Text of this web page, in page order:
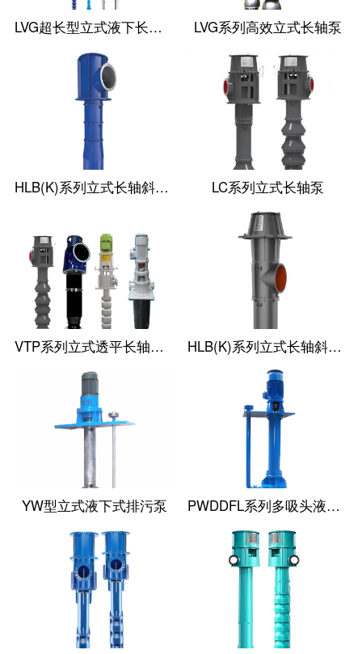
LVG超长型立式液下长轴泵 LVG系列高效立式长轴泵
HLB(K)系列立式长轴斜流泵 LC系列立式长轴泵
VTP系列立式透平长轴泵(国外使用) HLB(K)系列立式长轴斜流透平泵
YW型立式液下式排污泵 PWDDFL系列多吸头液下排污泵